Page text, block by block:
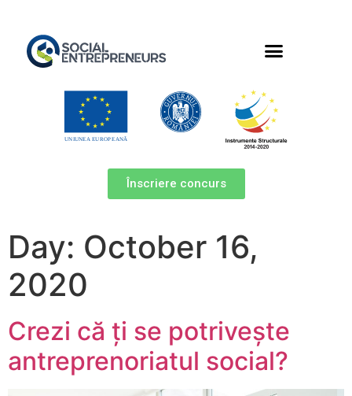
Înscriere concurs
Day: October 16,
2020
Crezi că ți se potrivește
antreprenoriatul social?